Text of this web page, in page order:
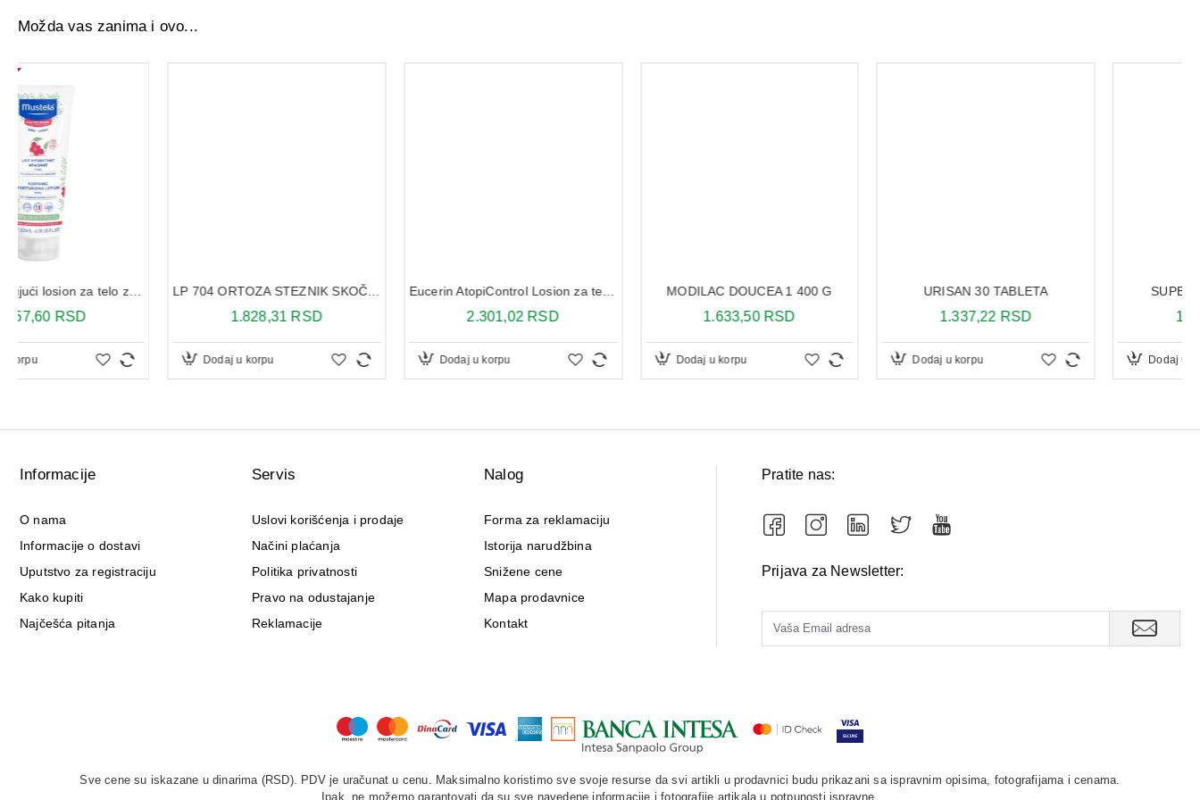
Možda vas zanima i ovo...
LP 704 ORTOZA STEZNIK SKOČNOG ZGLOBA L
1.828,31 RSD
Dodaj u korpu
Eucerin AtopiControl Losion za telo 250 ml
2.301,02 RSD
Dodaj u korpu
MODILAC DOUCEA 1 400 G
1.633,50 RSD
Dodaj u korpu
URISAN 30 TABLETA
1.337,22 RSD
Dodaj u korpu
SUPERB 3 30 KAPSULA
1.932,00 RSD
Dodaj u korpu
Informacije
O nama
Informacije o dostavi
Uputstvo za registraciju
Kako kupiti
Najčešća pitanja
Servis
Uslovi korišćenja i prodaje
Načini plaćanja
Politika privatnosti
Pravo na odustajanje
Reklamacije
Nalog
Forma za reklamaciju
Istorija narudžbina
Snižene cene
Mapa prodavnice
Kontakt
Pratite nas:
Prijava za Newsletter:
Sve cene su iskazane u dinarima (RSD). PDV je uračunat u cenu. Maksimalno koristimo sve svoje resurse da svi artikli u prodavnici budu prikazani sa ispravnim opisima, fotografijama i cenama.
Ipak, ne možemo garantovati da su sve navedene informacije i fotografije artikala u potpunosti ispravne.